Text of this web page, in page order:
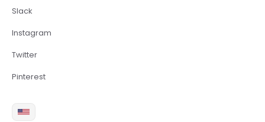
Slack
Instagram
Twitter
Pinterest